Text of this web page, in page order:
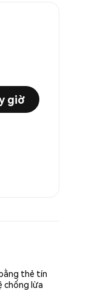
giờ
thẻ tín
chống lừa